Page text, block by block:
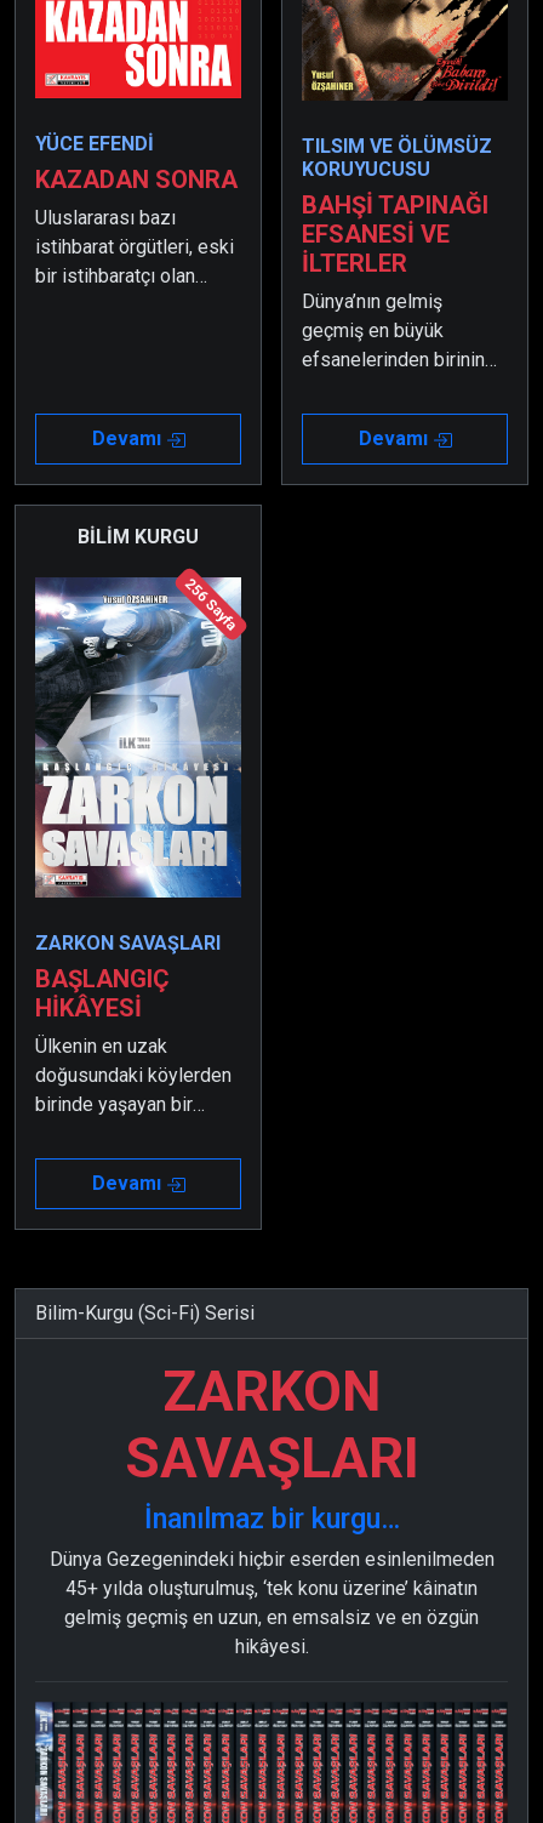
YÜCE EFENDİ
KAZADAN SONRA
Uluslararası bazı
istihbarat örgütleri, eski
bir istihbaratçı olan
komplo fırsatı olarak
değerlendirip ona çeşitli
ölümcül tuzaklar kurarlar.
Devamı
TILSIM VE ÖLÜMSÜZ
KORUYUCUSU
BAHŞİ TAPINAĞI
EFSANESİ VE
İLTERLER
Dünya’nın gelmiş
geçmiş en büyük
efsanelerinden birinin
artık geldi… Peki! Sen
buna hazır mısın?
Devamı
BİLİM KURGU
256 Sayfa
ZARKON SAVAŞLARI
BAŞLANGIÇ
HİKÂYESİ
Ülkenin en uzak
doğusundaki köylerden
birinde yaşayan bir
bulmak için bir cihaz
geliştirir.Devamı
Bilim-Kurgu (Sci-Fi) Serisi
ZARKON
SAVAŞLARI
İnanılmaz bir kurgu…
Dünya Gezegenindeki hiçbir eserden esinlenilmeden
45+ yılda oluşturulmuş, ‘tek konu üzerine’ kâinatın
gelmiş geçmiş en uzun, en emsalsiz ve en özgün
hikâyesi.